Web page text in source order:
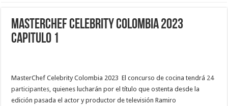
MasterChef Celebrity Colombia 2023
Capitulo 1
MasterChef Celebrity Colombia 2023 El concurso de cocina tendrá 24
participantes, quienes lucharán por el título que ostenta desde la
edición pasada el actor y productor de televisión Ramiro